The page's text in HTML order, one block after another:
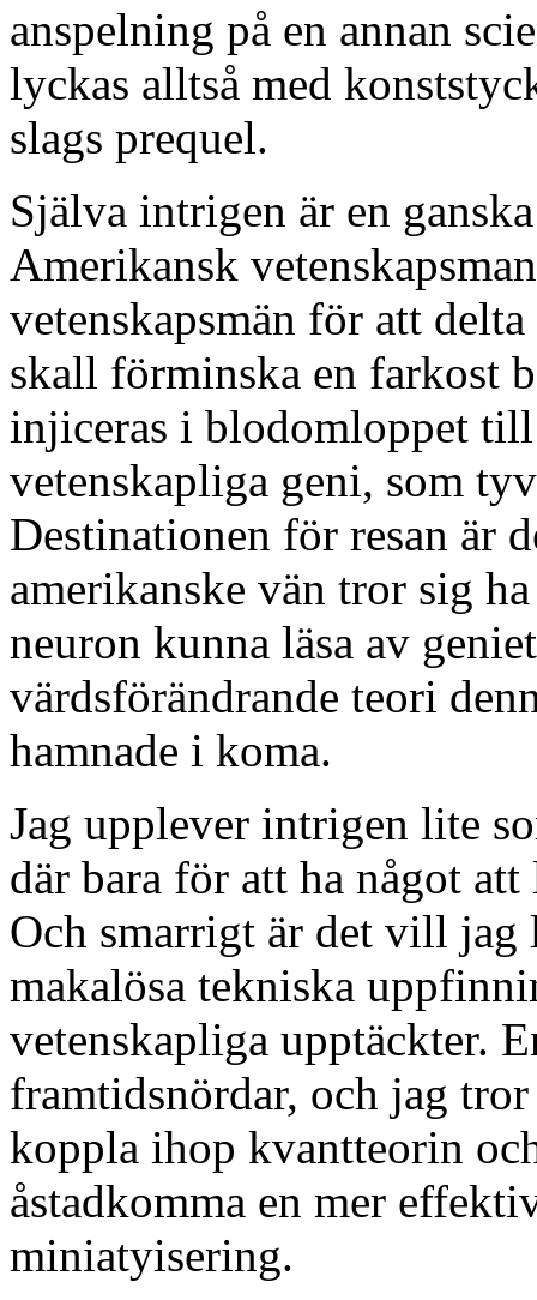
anspelning på en annan
lyckas alltså med
slags prequel.
Själva intrigen är en
Amerikansk
vetenskapsmän för att
skall förminska en farkost
injiceras i blodomloppet
vetenskapliga geni, som
Destinationen för resan är
amerikanske vän tror sig
neuron kunna läsa av
värdsförändrande teori
hamnade i koma.
Jag upplever intrigen lite
där bara för att ha något
Och smarrigt är det vill jag
makalösa tekniska
vetenskapliga upptäckter.
framtidsnördar, och jag
koppla ihop kvantteorin
åstadkomma en mer
miniatyisering.